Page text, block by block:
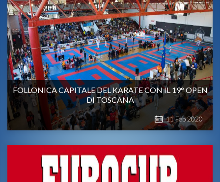
FOLLONICA CAPITALE DEL KARATE CON IL 19° OPEN
DI TOSCANA
11Feb2020